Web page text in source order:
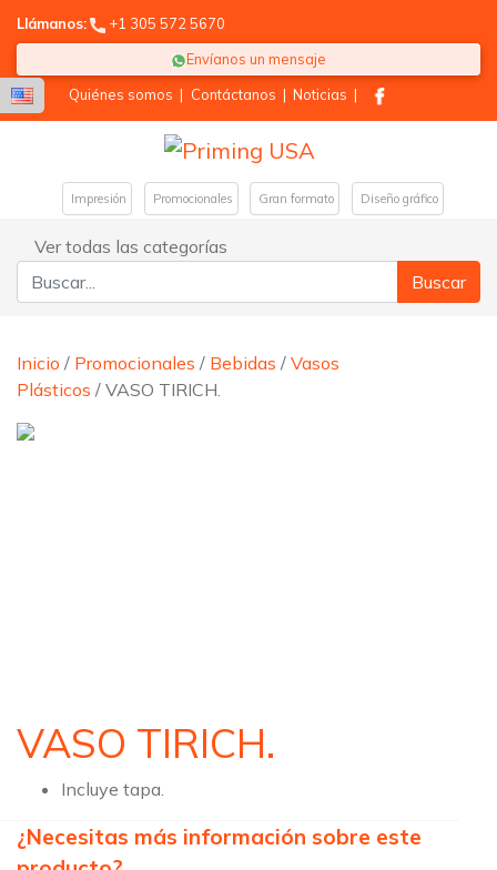
Llámanos:
+1 305 572 5670
Envíanos un mensaje
Quiénes somos | Contáctanos | Noticias |
Impresión Promocionales Gran formato Diseño gráfico
Ver todas las categorías
Buscar:
Inicio / Promocionales / Bebidas / Vasos
Plásticos / VASO TIRICH.
VASO TIRICH.
Incluye tapa.
¿Necesitas más información sobre este